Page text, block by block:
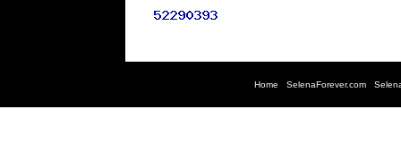
Home |SelenaForever.com |